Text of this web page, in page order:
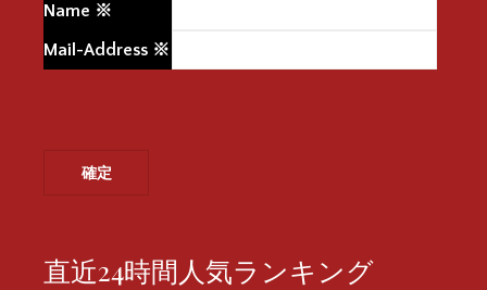
Name ※
Mail-Address ※
直近24時間人気ランキング